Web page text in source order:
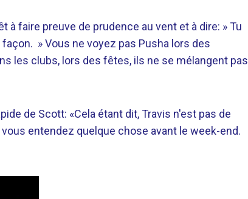
à faire preuve de prudence au vent et à dire: » Tu
» Vous ne voyez pas Pusha lors des
les clubs, lors des fêtes, ils ne se mélangent pas
de Scott: «Cela étant dit, Travis n'est pas de
entendez quelque chose avant le week-end.